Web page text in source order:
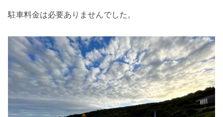
駐車料金は必要ありませんでした。